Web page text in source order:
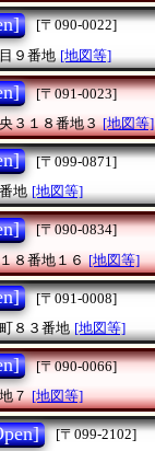
[〒090-0022]
９番地 [地図等]
[〒091-0023]
３１８番地３ [地図等]
[〒099-0871]
地 [地図等]
[〒090-0834]
８番地１６ [地図等]
[〒091-0008]
８３番地 [地図等]
[〒090-0066]
７ [地図等]
[〒099-2102]